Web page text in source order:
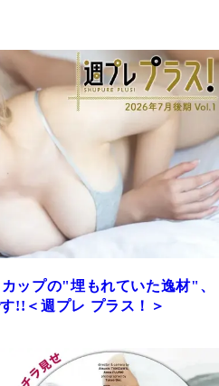
ップの"埋もれていた逸材"、
!!＜週プレ プラス！＞